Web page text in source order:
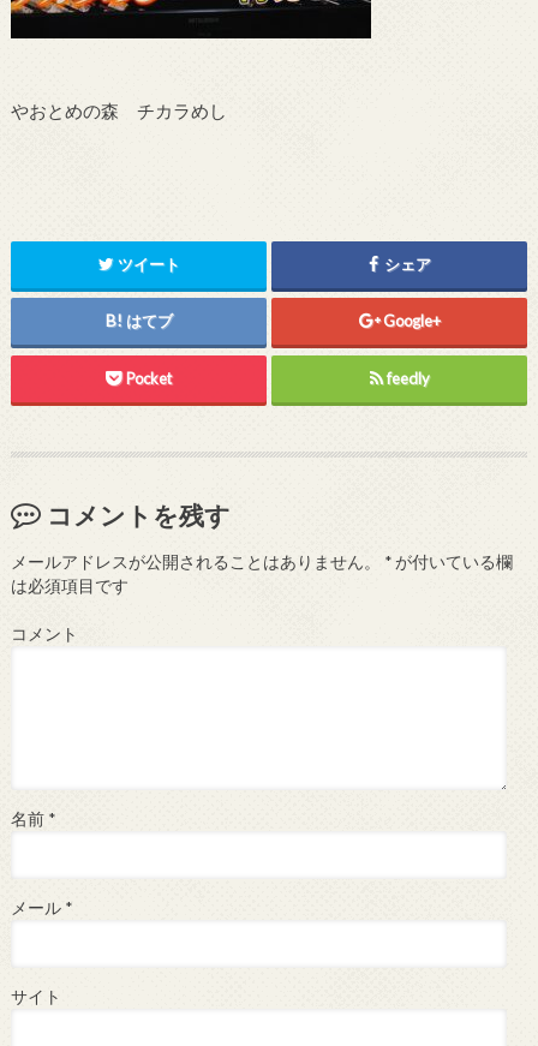
やおとめの森 チカラめし
ツイート シェア
はてブ Google+
Pocket feedly
コメントを残す
メールアドレスが公開されることはありません。 *が付いている欄
は必須項目です
コメント
名前 *
メール *
サイト